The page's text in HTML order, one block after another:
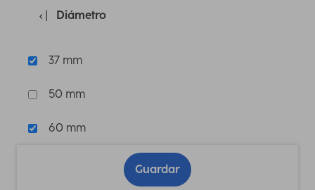
Diámetro
37 mm
50 mm
60 mm
Guardar